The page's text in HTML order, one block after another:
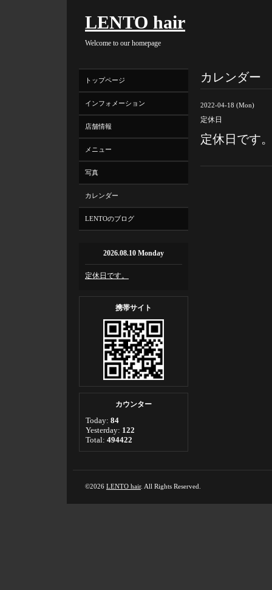
LENTO hair
Welcome to our homepage
カレンダー
2022-04-18 (Mon)
定休日
定休日です
トップページ
インフォメーション
店舗情報
メニュー
写真
カレンダー
LENTOのブログ
2026.08.10 Monday
定休日です。
携帯サイト
カウンター
Today: 84
Yesterday: 122
Total: 494422
©2026 LENTO hair. All Rights Reserved.